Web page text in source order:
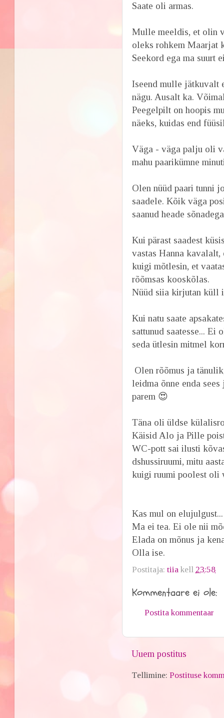
Saate oli armas.
Mulle meeldis, et olin
oleks rohkem Maarjat
Seekord ega ma suurt
Iseend mulle jätkuvalt
nägu. Ausalt ka.
Peegelpilt on hoopis
näeks, kuidas end
Väga - väga palju oli
mahu paarikümne
Olen nüüd paari tunni
saadele. Kõik väga
saanud heade
Kui pärast saadest
vastas Hanna kavalalt,
kuigi mõtlesin, et
rõõmsas kooskõlas.
Nüüd siia kirjutan küll
Kui natu saate
sattunud saatesse... Ei
seda ütlesin mitmel
Olen rõõmus ja
leidma õnne enda
parem 😍
Täna oli üldse
Käisid Alo ja Pille
WC-pott sai ilusti
dshussiruumi, mitu
kuigi ruumi poolest oli
Kas mul on elujulgust...
Ma ei tea. Ei ole nii
Elada on mõnus ja
Olla ise.
Postitaja:tiia kell 23:58
Kommentaare ei ole:
Postita kommentaar
Uuem postitus
Tellimine:Postituse